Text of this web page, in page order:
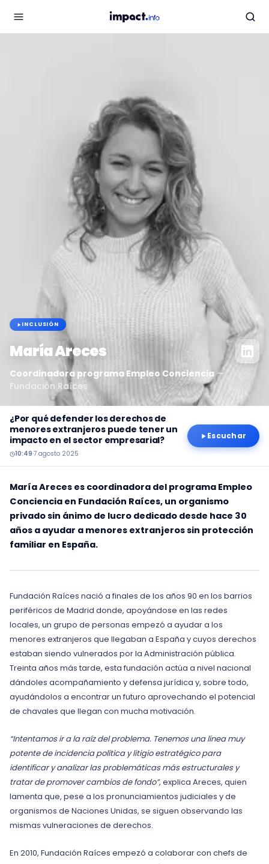
INCLUSIÓN
María Areces
Coordinadora programa Empleo Conciencia—
Fundación Raíces
¿Por qué defender los derechos de
menores extranjeros puede tener un
impacto en el sector empresarial?
10:49·7 agosto 2025
Escuchar
María Areces es coordinadora del programa Empleo
Conciencia en Fundación Raíces, un organismo
privado sin ánimo de lucro dedicado desde hace 30
años a ayudar a menores extranjeros sin protección
familiar en España.
Fundación Raíces nació a finales de los años 90 en los barrios
periféricos de Madrid donde, apoyándose en las redes
locales, un grupo de personas empezó a ayudar a los
menores extranjeros que llegaban a España y cuyos derechos
estaban siendo vulnerados por la Administración pública.
Treinta años más tarde, esta fundación actúa a nivel nacional
dándoles acompañamiento y defensa jurídica y, sobre todo,
ayudándolos a encontrar un futuro aprovechando el potencial
de chavales que llegan con mucha motivación.
“Intentamos ir a la raíz del problema. Tenemos una línea muy
potente de incidencia política y litigio estratégico para
identificar y analizar las problemáticas más estructurales y
tratar de promover cambios de fondo”,explica Areces, quien
lamenta que, pese a los pronunciamientos judiciales y de
organismos de Naciones Unidas, se siguen observando las
mismas vulneraciones de derechos.
En 2010, Fundación Raíces empezó a colaborar con chefs de